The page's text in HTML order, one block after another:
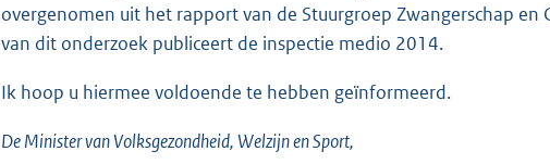
overgenomen uit het rapport van de Stuurgroep Zwangerschap
van dit onderzoek publiceert de inspectie medio 2014.
Ik hoop u hiermee voldoende te hebben geïnformeerd.
De Minister van Volksgezondheid, Welzijn en Sport,